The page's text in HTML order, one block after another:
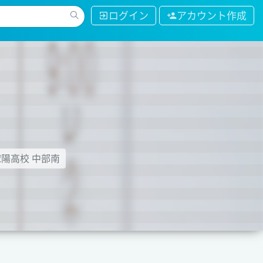
ログイン アカウント作成
高校 中部南